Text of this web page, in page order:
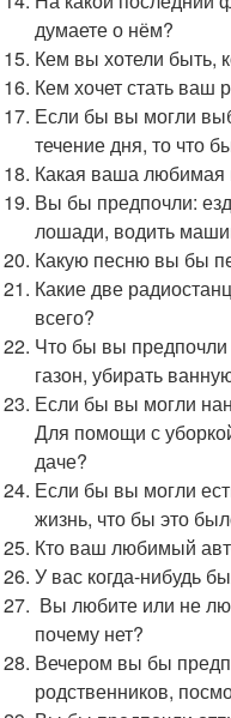
думаете о нём?
Кем вы хотели быть,
Кем хочет стать ваш
Если бы вы могли
течение дня, то что
Какая ваша любимая
Вы бы предпочли:
лошади, водить
Какую песню вы бы
Какие две
всего?
Что бы вы предпочли
газон, убирать
Если бы вы могли
Для помощи с
даче?
Если бы вы могли
жизнь, что бы это
Кто ваш любимый
У вас когда-нибудь
Вы любите или не
почему нет?
Вечером вы бы
родственников,